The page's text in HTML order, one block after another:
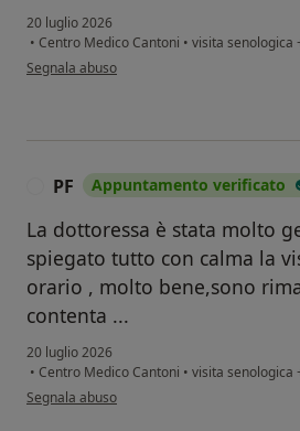
20 luglio 2026
• Centro Medico Cantoni • visita senologica
secondo l'opinione dell'utente Miriam elb
Segnala abuso
PF Appuntamento verificato
La dottoressa è stata molto
spiegato tutto con calma la
orario , molto bene,sono
contenta ...
20 luglio 2026
• Centro Medico Cantoni • visita senologica
secondo l'opinione dell'utente PF
Segnala abuso